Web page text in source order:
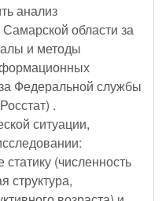
анализ
области за
и методы
Федеральной службы
.
ситуации,
(численность
структура,